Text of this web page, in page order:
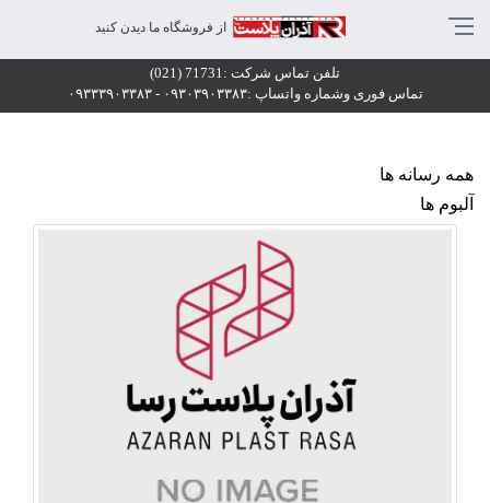
دیوارپوش تزئینی
تلفن تماس شرکت :71731 (021)
تماس فوری وشماره واتساپ :۰۹۳۰۳۹۰۳۳۸۳ - ۰۹۳۳۳۹۰۳۳۸۳
از فروشگاه ما دیدن کنید
همه رسانه ها
آلبوم ها